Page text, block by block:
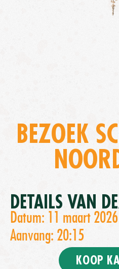
BEZOEK
DETAILS VAN
Datum: 11 maart 2026
Aanvang: 20:15
KOOP